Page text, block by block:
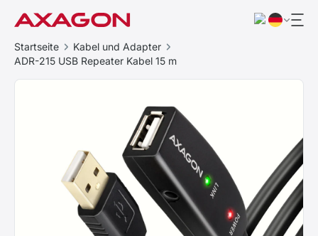
Startseite
Kabel und Adapter
ADR-215 USB Repeater Kabel 15 m